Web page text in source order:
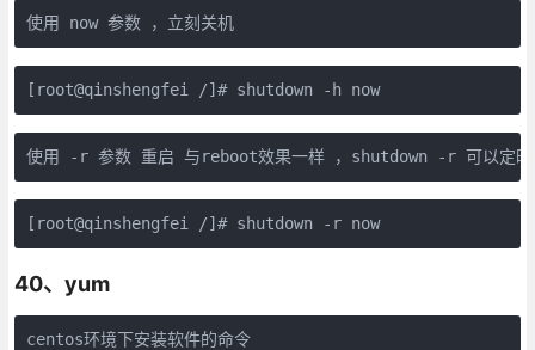
使用 now 参数 ，立刻关机
[root@qinshengfei /]# shutdown -h now
使用 -r 参数 重启 与reboot效果一样 ，shutdown -r 可以定时
[root@qinshengfei /]# shutdown -r now
40、yum
centos环境下安装软件的命令